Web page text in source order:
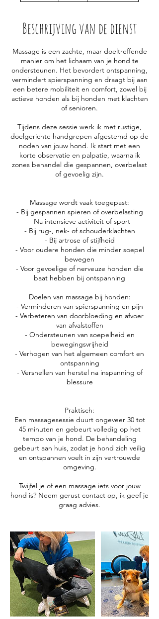
n
.
Beschrijving van de dienst
Massage is een zachte, maar doeltreffende
manier om het lichaam van je hond te
ondersteunen. Het bevordert ontspanning,
vermindert spierspanning en draagt bij aan
een betere mobiliteit en comfort, zowel bij
actieve honden als bij honden met klachten
of senioren.
Tijdens deze sessie werk ik met rustige,
doelgerichte handgrepen afgestemd op de
noden van jouw hond. Ik start met een
korte observatie en palpatie, waarna ik
zones behandel die gespannen, overbelast
of gevoelig zijn.
Massage wordt vaak toegepast:
- Bij gespannen spieren of overbelasting
- Na intensieve activiteit of sport
- Bij rug-, nek- of schouderklachten
- Bij artrose of stijfheid
- Voor oudere honden die minder soepel
bewegen
- Voor gevoelige of nerveuze honden die
baat hebben bij ontspanning
Doelen van massage bij honden:
- Verminderen van spierspanning en pijn
- Verbeteren van doorbloeding en afvoer
van afvalstoffen
- Ondersteunen van soepelheid en
bewegingsvrijheid
- Verhogen van het algemeen comfort en
ontspanning
- Versnellen van herstel na inspanning of
blessure
Praktisch:
Een massagesessie duurt ongeveer 30 tot
45 minuten en gebeurt volledig op het
tempo van je hond. De behandeling
gebeurt aan huis, zodat je hond zich veilig
en ontspannen voelt in zijn vertrouwde
omgeving.
Twijfel je of een massage iets voor jouw
hond is? Neem gerust contact op, ik geef je
graag advies.